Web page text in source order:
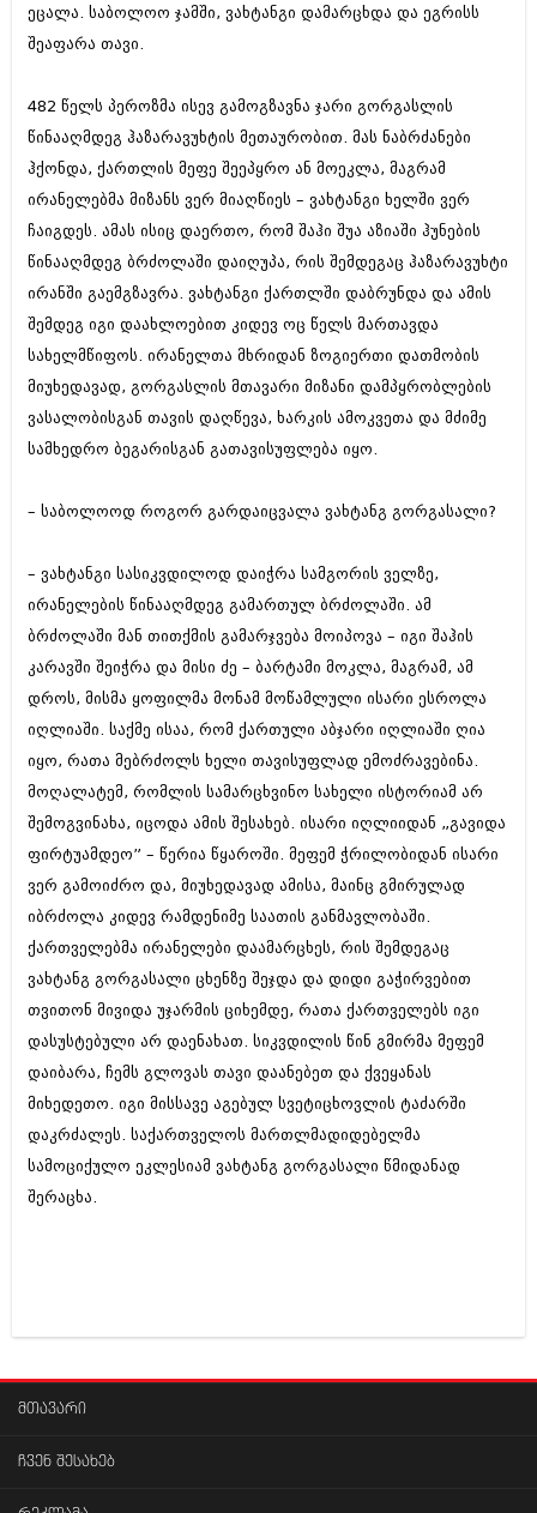
ეცალა. საბოლოო ჯამში, ვახტანგი დამარცხდა და ეგრისს
შეაფარა თავი.
482 წელს პეროზმა ისევ გამოგზავნა ჯარი გორგასლის
წინააღმდეგ ჰაზარავუხტის მეთაურობით. მას ნაბრძანები
ჰქონდა, ქართლის მეფე შეეპყრო ან მოეკლა, მაგრამ
ირანელებმა მიზანს ვერ მიაღწიეს – ვახტანგი ხელში ვერ
ჩაიგდეს. ამას ისიც დაერთო, რომ შაჰი შუა აზიაში ჰუნების
წინააღმდეგ ბრძოლაში დაიღუპა, რის შემდეგაც ჰაზარავუხტი
ირანში გაემგზავრა. ვახტანგი ქართლში დაბრუნდა და ამის
შემდეგ იგი დაახლოებით კიდევ ოც წელს მართავდა
სახელმწიფოს. ირანელთა მხრიდან ზოგიერთი დათმობის
მიუხედავად, გორგასლის მთავარი მიზანი დამპყრობლების
ვასალობისგან თავის დაღწევა, ხარკის ამოკვეთა და მძიმე
სამხედრო ბეგარისგან გათავისუფლება იყო.
– საბოლოოდ როგორ გარდაიცვალა ვახტანგ გორგასალი?
– ვახტანგი სასიკვდილოდ დაიჭრა სამგორის ველზე,
ირანელების წინააღმდეგ გამართულ ბრძოლაში. ამ
ბრძოლაში მან თითქმის გამარჯვება მოიპოვა – იგი შაჰის
კარავში შეიჭრა და მისი ძე – ბარტამი მოკლა, მაგრამ, ამ
დროს, მისმა ყოფილმა მონამ მოწამლული ისარი ესროლა
იღლიაში. საქმე ისაა, რომ ქართული აბჯარი იღლიაში ღია
იყო, რათა მებრძოლს ხელი თავისუფლად ემოძრავებინა.
მოღალატემ, რომლის სამარცხვინო სახელი ისტორიამ არ
შემოგვინახა, იცოდა ამის შესახებ. ისარი იღლიიდან „გავიდა
ფირტუამდეო” – წერია წყაროში. მეფემ ჭრილობიდან ისარი
ვერ გამოიძრო და, მიუხედავად ამისა, მაინც გმირულად
იბრძოლა კიდევ რამდენიმე საათის განმავლობაში.
ქართველებმა ირანელები დაამარცხეს, რის შემდეგაც
ვახტანგ გორგასალი ცხენზე შეჯდა და დიდი გაჭირვებით
თვითონ მივიდა უჯარმის ციხემდე, რათა ქართველებს იგი
დასუსტებული არ დაენახათ. სიკვდილის წინ გმირმა მეფემ
დაიბარა, ჩემს გლოვას თავი დაანებეთ და ქვეყანას
მიხედეთო. იგი მისსავე აგებულ სვეტიცხოვლის ტაძარში
დაკრძალეს. საქართველოს მართლმადიდებელმა
სამოციქულო ეკლესიამ ვახტანგ გორგასალი წმიდანად
შერაცხა.
მთავარი
ჩვენ შესახებ